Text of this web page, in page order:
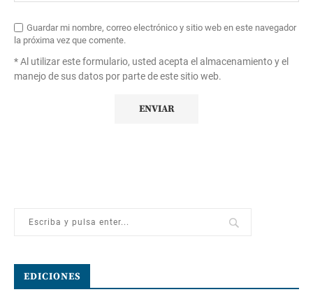
Guardar mi nombre, correo electrónico y sitio web en este navegador
la próxima vez que comente.
* Al utilizar este formulario, usted acepta el almacenamiento y el
manejo de sus datos por parte de este sitio web.
EDICIONES